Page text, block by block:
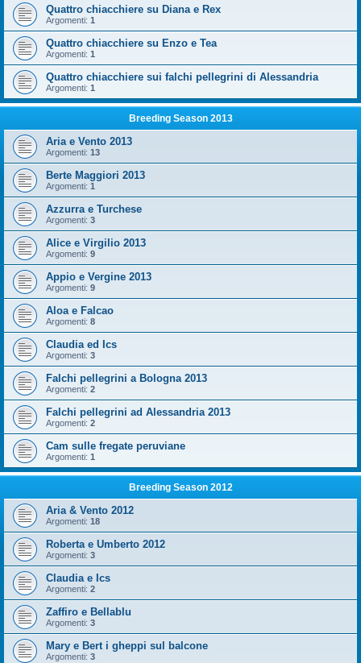
Quattro chiacchiere su Diana e Rex
Argomenti: 1
Quattro chiacchiere su Enzo e Tea
Argomenti: 1
Quattro chiacchiere sui falchi pellegrini di Alessandria
Argomenti: 1
Breeding Season 2013
Aria e Vento 2013
Argomenti: 13
Berte Maggiori 2013
Argomenti: 1
Azzurra e Turchese
Argomenti: 3
Alice e Virgilio 2013
Argomenti: 9
Appio e Vergine 2013
Argomenti: 9
Aloa e Falcao
Argomenti: 8
Claudia ed Ics
Argomenti: 3
Falchi pellegrini a Bologna 2013
Argomenti: 2
Falchi pellegrini ad Alessandria 2013
Argomenti: 2
Cam sulle fregate peruviane
Argomenti: 1
Breeding Season 2012
Aria & Vento 2012
Argomenti: 18
Roberta e Umberto 2012
Argomenti: 3
Claudia e Ics
Argomenti: 2
Zaffiro e Bellablu
Argomenti: 3
Mary e Bert i gheppi sul balcone
Argomenti: 3